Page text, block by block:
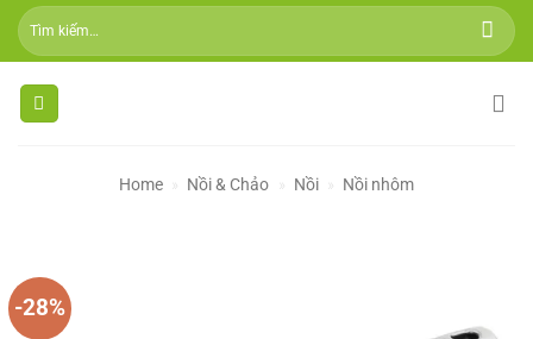
Skip
Tìm
kiếm:
Home » Nồi & Chảo » Nồi » Nồi nhôm
-28%